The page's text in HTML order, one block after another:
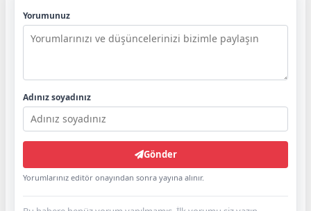
Yorumunuz
Adınız soyadınız
Gönder
Yorumlarınız editör onayından sonra yayına alınır.